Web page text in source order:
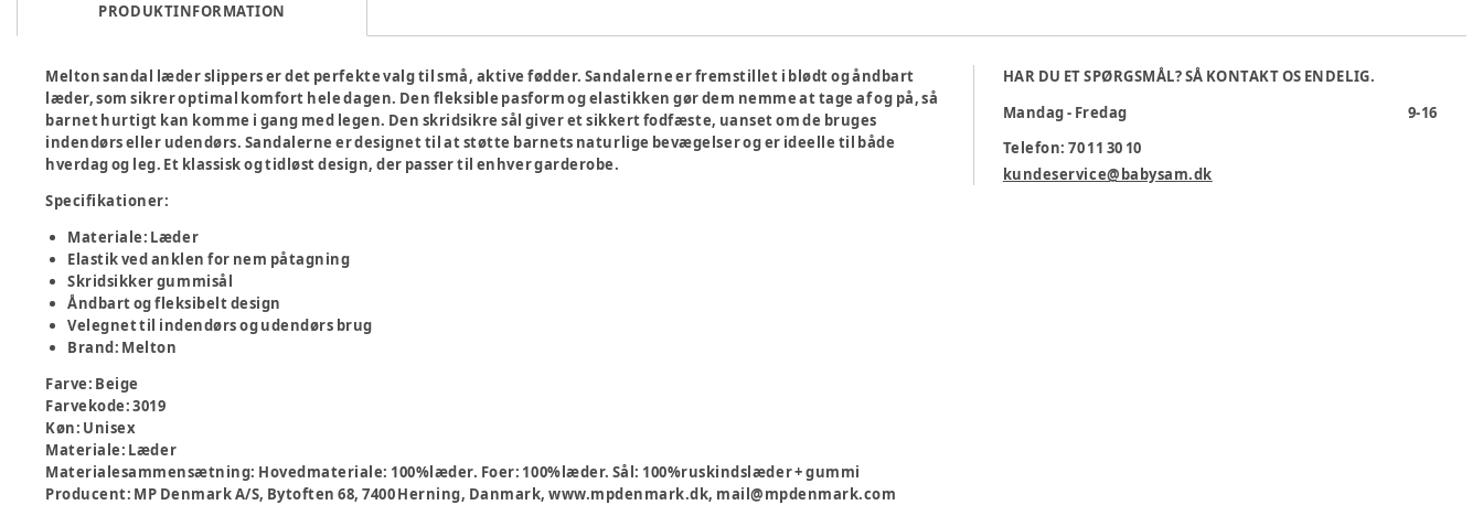
PRODUKTINFORMATION
Melton sandal læder slippers er det perfekte valg til små, aktive fødder. Sandalerne er fremstillet i blødt og åndbart
læder, som sikrer optimal komfort hele dagen. Den fleksible pasform og elastikken gør dem nemme at tage af og på, så
barnet hurtigt kan komme i gang med legen. Den skridsikre sål giver et sikkert fodfæste, uanset om de bruges
indendørs eller udendørs. Sandalerne er designet til at støtte barnets naturlige bevægelser og er ideelle til både
hverdag og leg. Et klassisk og tidløst design, der passer til enhver garderobe.
Specifikationer:
Materiale: Læder
Elastik ved anklen for nem påtagning
Skridsikker gummisål
Åndbart og fleksibelt design
Velegnet til indendørs og udendørs brug
Brand: Melton
Farve: Beige
Farvekode:3019
Køn: Unisex
Materiale: Læder
Materialesammensætning: Hovedmateriale: 100%læder. Foer: 100%læder. Sål: 100%ruskindslæder + gummi
Producent: MP Denmark A/S, Bytoften 68, 7400 Herning, Danmark, www.mpdenmark.dk, mail@mpdenmark.com
HAR DU ET SPØRGSMÅL? SÅ KONTAKT OS ENDELIG.
Mandag - Fredag
9-16
Telefon: 70 11 30 10
kundeservice@babysam.dk